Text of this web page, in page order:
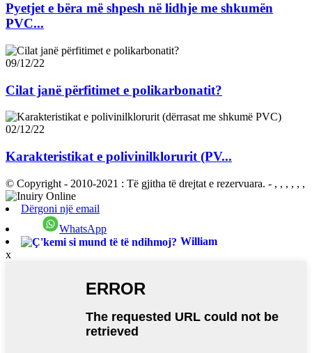
Pyetjet e bëra më shpesh në lidhje me shkumën
PVC...
09/12/22
Cilat janë përfitimet e polikarbonatit?
02/12/22
Karakteristikat e polivinilklorurit (PV...
© Copyright - 2010-2021 : Të gjitha të drejtat e rezervuara. - , , , , , ,
Dërgoni një email
WhatsApp
William
x